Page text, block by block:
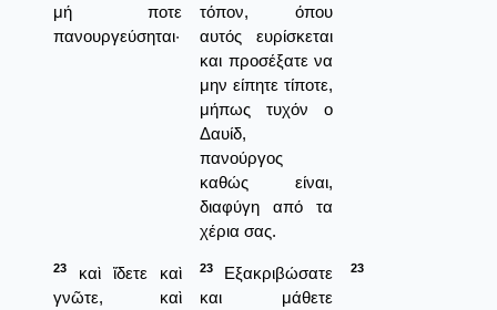
μή ποτε
πανουργεύσηται·
τόπον, όπου
αυτός ευρίσκεται
και προσέξατε να
μην είπητε τίποτε,
μήπως τυχόν ο
Δαυίδ,
πανούργος
καθώς είναι,
διαφύγη από τα
χέρια σας.
23
καὶ ἴδετε καὶ
γνῶτε, καὶ
23
Εξακριβώσατε
και μάθετε
23